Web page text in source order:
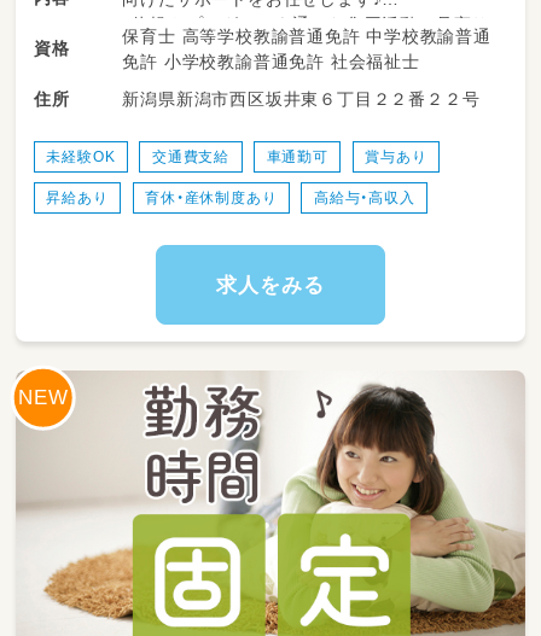
・体操やプログラムを通じた集団活動の見守り・
サポート
・一人ひとりに合わせた個別課題の取り組み補
助
の習得支援
・送迎業務（社有車の普通自動車を使用します）
・活動の準備や片付け、環境整備などの各種お手
無理なくステップアップできるよう、周囲がし
っかりフォローしますのでご安心くださいね✨
資格
保育士 高等学校教諭普通免許 中学校教諭普通
免許 小学校教諭普通免許 社会福祉士
住所
新潟県新潟市西区坂井東６丁目２２番２２号
未経験OK 交通費支給 車通勤可 賞与あり
昇給あり 育休・産休制度あり 高給与・高収入
求人をみる